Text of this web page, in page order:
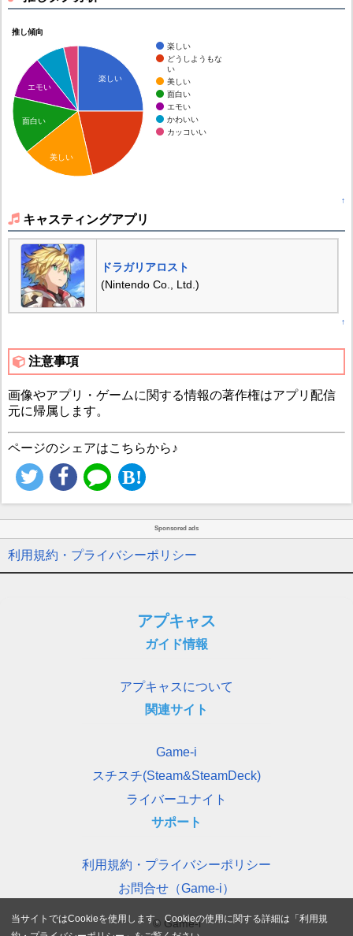
推し傾向
楽しい
どうしようもな
い
美しい
面白い
エモい
かわいい
カッコいい
楽しい
エモい
面白い
美しい
↑
キャスティングアプリ
ドラガリアロスト
(Nintendo Co., Ltd.)
↑
注意事項
画像やアプリ・ゲームに関する情報の著作権はアプリ配信
元に帰属します。
ページのシェアはこちらから♪
Sponsored ads
利用規約・プライバシーポリシー
アプキャス
ガイド情報
アプキャスについて
関連サイト
Game-i
スチスチ(Steam&SteamDeck)
ライバーユナイト
サポート
利用規約・プライバシーポリシー
お問合せ（Game-i）
© Game-i
当サイトではCookieを使用します。Cookieの使用に関する詳細は「利用規